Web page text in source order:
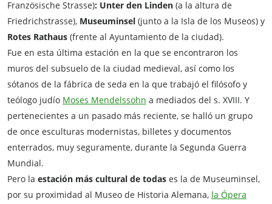
Französische Strasse): Unter den Linden (a la altura de
Friedrichstrasse), Museuminsel (junto a la Isla de los Museos) y
Rotes Rathaus (frente al Ayuntamiento de la ciudad).
Fue en esta última estación en la que se encontraron los
muros del subsuelo de la ciudad medieval, así como los
sótanos de la fábrica de seda en la que trabajó el filósofo y
teólogo judío Moses Mendelssohn a mediados del s. XVIII. Y
pertenecientes a un pasado más reciente, se halló un grupo
de once esculturas modernistas, billetes y documentos
enterrados, muy seguramente, durante la Segunda Guerra
Mundial.
Pero la estación más cultural de todas es la de Museuminsel,
por su proximidad al Museo de Historia Alemana, la Ópera